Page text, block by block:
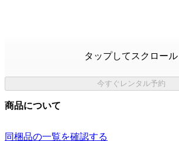
タップしてスクロール
今すぐレンタル予約
商品について
同梱品の一覧を確認する